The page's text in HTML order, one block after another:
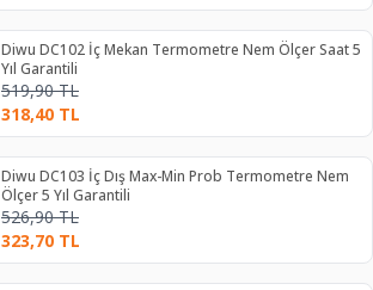
Diwu DC102 İç Mekan Termometre Nem Ölçer Saat 5
Yıl Garantili
519,90TL
318,40 TL
Diwu DC103 İç Dış Max-Min Prob Termometre Nem
Ölçer 5 Yıl Garantili
526,90TL
323,70 TL